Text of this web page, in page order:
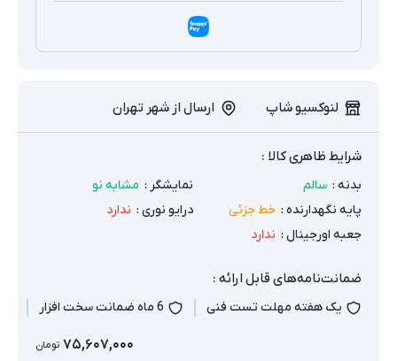
لنوکسیو شاپ ارسال از شهر تهران
شرایط ظاهری کالا :
بدنه : سالم نمایشگر : مشابه نو
پایه نگهدارنده : خط جزئی درایو نوری : ندارد
جعبه اورجینال : ندارد
ضمانت‌نامه‌های قابل ارائه :
یک هفته مهلت تست فنی 6 ماه ضمانت سخت افزار
۷۵,۶۰۷,۰۰۰ تومان